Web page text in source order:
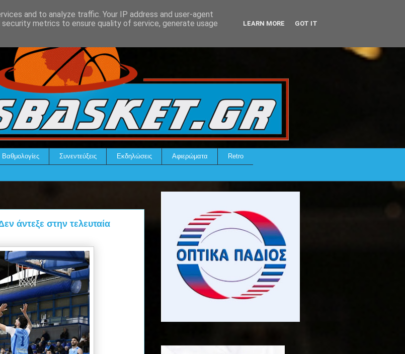
Βαθμολογίες Συνεντεύξεις Εκδηλώσεις Αφιερώματα Retro
άντεξε στην τελευταία
and to analyze traffic. Your IP address and user-agent
metrics to ensure quality of service, generate usage
LEARN MORE GOT IT